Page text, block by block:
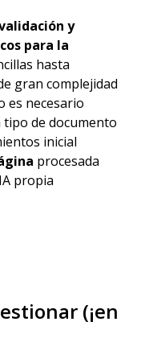
y
para la
hasta
gran complejidad
es necesario
de documento
inicial
procesada
propia
(¡en